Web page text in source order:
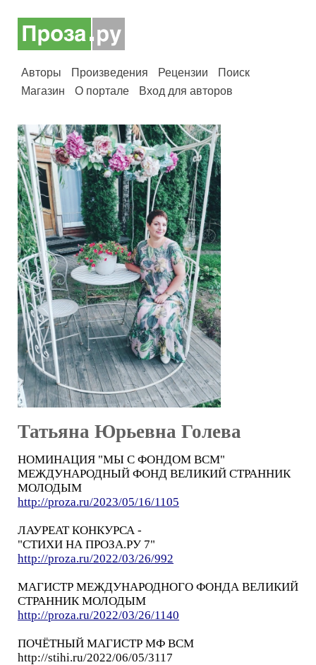
Авторы Произведения Рецензии
Поиск
Магазин
О портале Вход для авторов
Татьяна Юрьевна Голева
НОМИНАЦИЯ "МЫ С ФОНДОМ ВСМ"
МЕЖДУНАРОДНЫЙ ФОНД ВЕЛИКИЙ СТРАННИК
МОЛОДЫМ
http://proza.ru/2023/05/16/1105
ЛАУРЕАТ КОНКУРСА -
"СТИХИ НА ПРОЗА.РУ 7"
http://proza.ru/2022/03/26/992
МАГИСТР МЕЖДУНАРОДНОГО ФОНДА ВЕЛИКИЙ
СТРАННИК МОЛОДЫМ
http://proza.ru/2022/03/26/1140
ПОЧЁТНЫЙ МАГИСТР МФ ВСМ
http://stihi.ru/2022/06/05/3117